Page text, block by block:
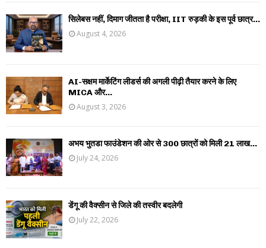
सिलेबस नहीं, दिमाग जीतता है परीक्षा, IIT रुड़की के इस पूर्व छात्र...
August 4, 2026
AI-सक्षम मार्केटिंग लीडर्स की अगली पीढ़ी तैयार करने के लिए
MICA और...
August 3, 2026
अभय भुतडा फाउंडेशन की ओर से 300 छात्रों को मिली 21 लाख...
July 24, 2026
डेंगू की वैक्सीन से जिले की तस्वीर बदलेगी
July 22, 2026